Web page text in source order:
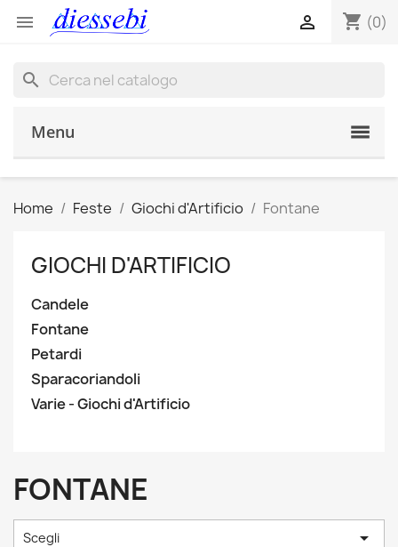
 shopping_cart (0)

search
Menu
Home Feste Giochi d'Artificio Fontane
GIOCHI D'ARTIFICIO
Candele
Fontane
Petardi
Sparacoriandoli
Varie - Giochi d'Artificio
FONTANE
Scegli 